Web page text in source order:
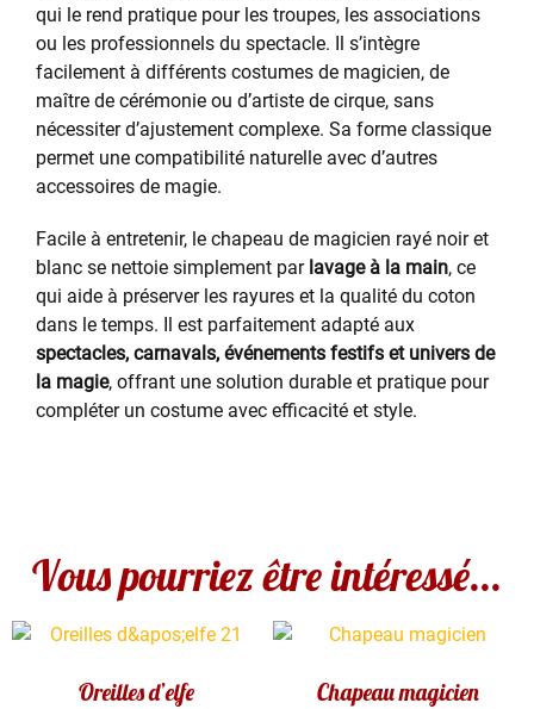
qui le rend pratique pour les troupes, les associations
ou les professionnels du spectacle. Il s’intègre
facilement à différents costumes de magicien, de
maître de cérémonie ou d’artiste de cirque, sans
nécessiter d’ajustement complexe. Sa forme classique
permet une compatibilité naturelle avec d’autres
accessoires de magie.
Facile à entretenir, le chapeau de magicien rayé noir et
blanc se nettoie simplement par lavage à la main, ce
qui aide à préserver les rayures et la qualité du coton
dans le temps. Il est parfaitement adapté aux
spectacles, carnavals, événements festifs et univers de
la magie, offrant une solution durable et pratique pour
compléter un costume avec efficacité et style.
Vous pourriez être intéressé...
Oreilles d’elfe Chapeau magicien